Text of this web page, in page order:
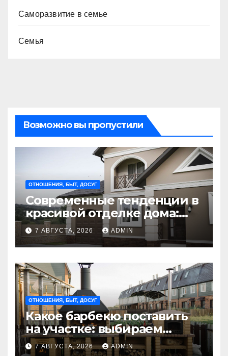
Саморазвитие в семье
Семья
Возможно вы пропустили
ОТНОШЕНИЯ, БЫТ, ДОСУГ
Современные тенденции в
красивой отделке дома:
стильные решения для
интерьера и экстерьера
7 АВГУСТА, 2026 ADMIN
ОТНОШЕНИЯ, БЫТ, ДОСУГ
Какое барбекю поставить
на участке: выбираем
идеальное решение для
7 АВГУСТА, 2026 ADMIN